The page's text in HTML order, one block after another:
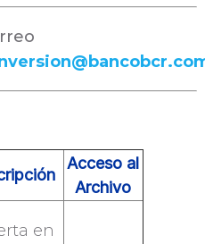
Acceso al
Archivo
en